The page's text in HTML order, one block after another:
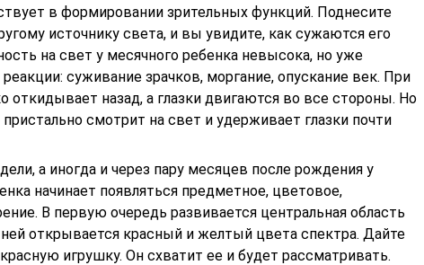
в формировании зрительных функций. Поднесите
источнику света, и вы увидите, как сужаются его
на свет у месячного ребенка невысока, но уже
суживание зрачков, моргание, опускание век. При
откидывает назад, а глазки двигаются во все стороны. Но
смотрит на свет и удерживает глазки почти
а иногда и через пару месяцев после рождения у
начинает появляться предметное, цветовое,
В первую очередь развивается центральная область
открывается красный и желтый цвета спектра. Дайте
игрушку. Он схватит ее и будет рассматривать.